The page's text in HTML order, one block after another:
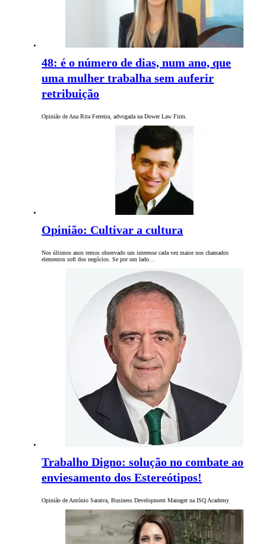
48: é o número de dias, num ano, que
uma mulher trabalha sem auferir
retribuição
Opinião de Ana Rita Ferreira, advogada na Dower Law Firm.
Opinião: Cultivar a cultura
Nos últimos anos temos observado um interesse cada vez maior nos chamados
elementos soft dos negócios. Se por um lado…
Trabalho Digno: solução no combate ao
enviesamento dos Estereótipos!
Opinião de António Saraiva, Business Development Manager na ISQ Academy